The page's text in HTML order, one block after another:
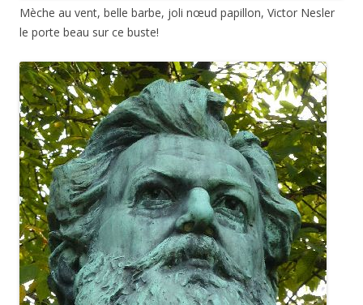
Mèche au vent, belle barbe, joli nœud papillon, Victor Nesler
le porte beau sur ce buste!